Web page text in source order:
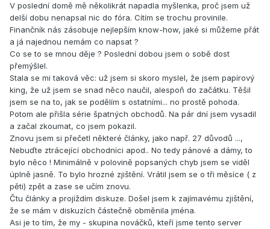
V poslední domě mě několikrát napadla myšlenka, proč jsem už
delší dobu nenapsal nic do fóra. Cítím se trochu provinile.
Finančník nás zásobuje nejlepším know-how, jaké si můžeme přát
a já najednou nemám co napsat ?
Co se to se mnou děje ? Poslední dobou jsem o sobě dost
přemýšlel.
Stala se mi taková věc: už jsem si skoro myslel, že jsem papírový
king, že už jsem se snad něco naučil, alespoň do začátku. Těšil
jsem se na to, jak se podělím s ostatními... no prostě pohoda.
Potom ale přišla série špatných obchodů. Na pár dní jsem vysadil
a začal zkoumat, co jsem pokazil.
Znovu jsem si přečetl některé články, jako např. 27 důvodů ...,
Nebuďte ztrácející obchodníci apod.. No tedy pánové a dámy, to
bylo něco ! Minimálně v polovině popsaných chyb jsem se viděl
úplně jasně. To bylo hrozné zjištění. Vrátil jsem se o tři měsíce ( z
pěti) zpět a zase se učím znovu.
Čtu články a projíždím diskuze. Došel jsem k zajímavému zjištění,
že se mám v diskuzích částečně obměnila jména.
Asi je to tím, že my - skupina nováčků, kteří jsme tento server